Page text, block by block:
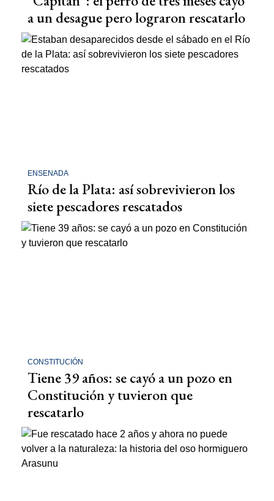
a un desague pero lograron rescatarlo
ENSENADA
Río de la Plata: así sobrevivieron los
siete pescadores rescatados
CONSTITUCIÓN
Tiene 39 años: se cayó a un pozo en
Constitución y tuvieron que
rescatarlo